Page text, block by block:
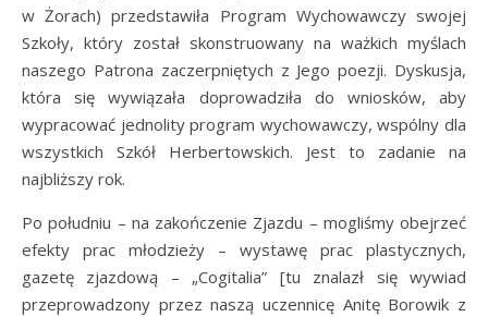
w Żorach) przedstawiła Program Wychowawczy swojej
Szkoły, który został skonstruowany na ważkich myślach
naszego Patrona zaczerpniętych z Jego poezji. Dyskusja,
która się wywiązała doprowadziła do wniosków, aby
wypracować jednolity program wychowawczy, wspólny dla
wszystkich Szkół Herbertowskich. Jest to zadanie na
najbliższy rok.
Po południu – na zakończenie Zjazdu – mogliśmy obejrzeć
efekty prac młodzieży – wystawę prac plastycznych,
gazetę zjazdową – „Cogitalia” [tu znalazł się wywiad
przeprowadzony przez naszą uczennicę Anitę Borowik z